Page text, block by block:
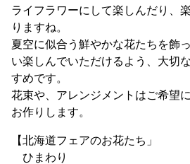
ライフラワーにして楽しんだり、
りますね。
夏空に似合う鮮やかな花たちを飾
い楽しんでいただけるよう、大切
すめです。
花束や、アレンジメントはご希望
お作りします。
【北海道フェアのお花たち」
ひまわり